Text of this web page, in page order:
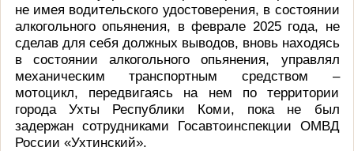
не имея водительского удостоверения, в состоянии
алкогольного опьянения, в феврале 2025 года, не
сделав для себя должных выводов, вновь находясь
в состоянии алкогольного опьянения, управлял
механическим транспортным средством –
мотоцикл, передвигаясь на нем по территории
города Ухты Республики Коми, пока не был
задержан сотрудниками Госавтоинспекции ОМВД
России «Ухтинский».